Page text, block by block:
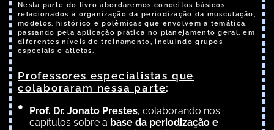
Nesta parte do livro abordaremos conceitos básicos
relacionados à organização da periodização da musculação,
modelos, histórico e polêmicas que envolvem a temática,
passando pela aplicação prática no planejamento geral, em
diferentes níveis de treinamento, incluindo grupos
especiais e atletas.
Professores especialistas que
colaboraram nessa parte:
Prof. Dr. Jonato Prestes, colaborando nos
capítulos sobre a base da periodização e